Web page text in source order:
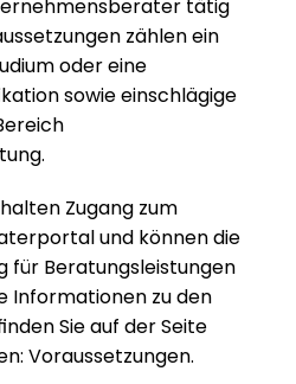
tätig
zählen ein
oder eine
sowie einschlägige
Zugang zum
und können die
für Beratungsleistungen
Informationen zu den
Voraussetzungen.